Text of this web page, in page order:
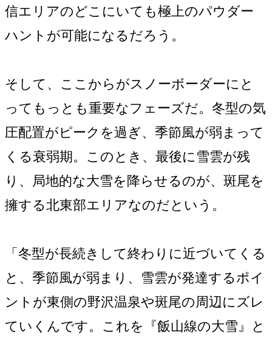
信エリアのどこにいても極上のパウダー
ハントが可能になるだろう。
そして、ここからがスノーボーダーにと
ってもっとも重要なフェーズだ。冬型の気
圧配置がピークを過ぎ、季節風が弱まって
くる衰弱期。このとき、最後に雪雲が残
り、局地的な大雪を降らせるのが、斑尾を
擁する北東部エリアなのだという。
「冬型が長続きして終わりに近づいてくる
と、季節風が弱まり、雪雲が発達するポイ
ントが東側の野沢温泉や斑尾の周辺にズレ
ていくんです。これを『飯山線の大雪』と